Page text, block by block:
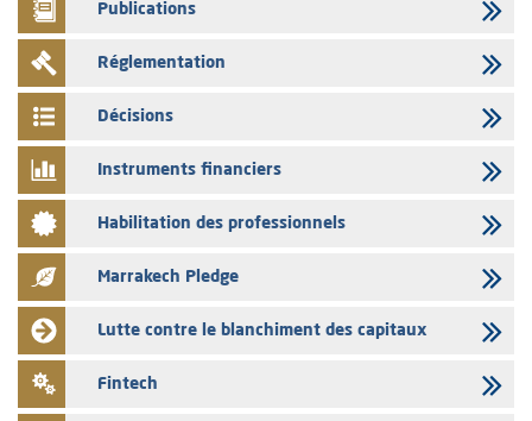
04/08/2026
L’AMMC met sur son site internet les publications réalisées par les
émetteurs en date du 4 août 2026
Saham Bank – Mise à jour annuelle du dossier d’information relatif au
03/08/2026
L’AMMC met sur son site internet les publications réalisées par les
émetteurs en date du 3 août 2026
03/08/2026
Liste des agréments et visas d'OPCVM accordés par l'AMMC pour le
mois de juillet 2026
03/08/2026
L' AMMC publie les indicateurs mensuels du marché des capitaux pour
Publications
Réglementation
Décisions
Instruments financiers
Habilitation des professionnels
Marrakech Pledge
Lutte contre le blanchiment des capitaux
Fintech